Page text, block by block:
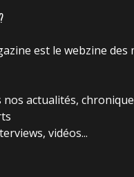
est le webzine des
actualités,
vidéos...